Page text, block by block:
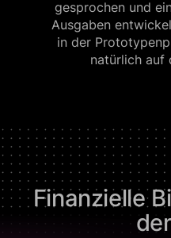
gesprochen und
Ausgaben
in der
natürlich auf
Finanzielle